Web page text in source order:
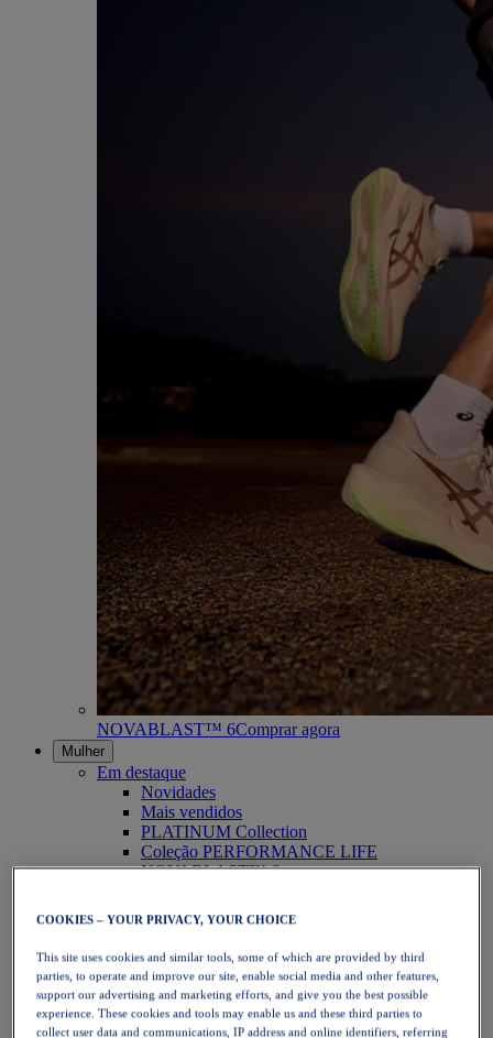
NOVABLAST™ 6Comprar agora
Mulher
Em destaque
Novidades
Mais vendidos
PLATINUM Collection
Coleção PERFORMANCE LIFE
NOVABLAST™ 6
Corrida
Corrida em trilho
Ténis
Voleibol
Andebol
Padel
Netball
COOKIES – YOUR PRIVACY, YOUR CHOICE
This site uses cookies and similar tools, some of which are provided by third
parties, to operate and improve our site, enable social media and other features,
support our advertising and marketing efforts, and give you the best possible
experience. These cookies and tools may enable us and these third parties to
collect user data and communications, IP address and online identifiers, referring